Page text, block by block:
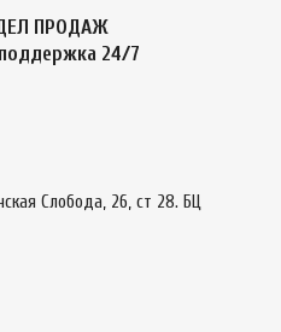
ПРОДАЖ
24/7
Слобода, 26, ст 28. БЦ